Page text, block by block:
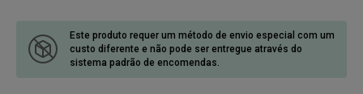
Este produto requer um método de envio especial com um
custo diferente e não pode ser entregue através do
sistema padrão de encomendas.